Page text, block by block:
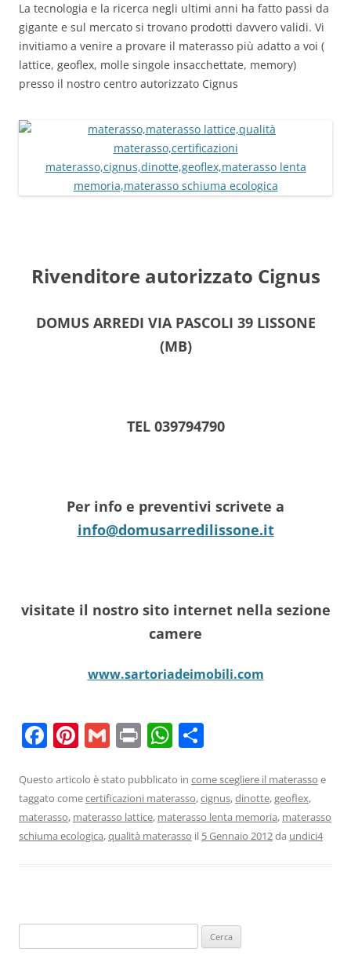
La tecnologia e la ricerca negli ultimi anni ha fatto passi da
gigante e sul mercato si trovano prodotti davvero validi. Vi
invitiamo a venire a provare il materasso più adatto a voi (
lattice, geoflex, molle singole insacchettate, memory)
presso il nostro centro autorizzato Cignus
Rivenditore autorizzato Cignus
DOMUS ARREDI VIA PASCOLI 39 LISSONE
(MB)
TEL 039794790
Per info e preventivi scrivete a
info@domusarredilissone.it
visitate il nostro sito internet nella sezione
camere
www.sartoriadeimobili.com
F
c
e
b
Pi
er
e
st
G
ai
l
Pr
t
W
at
s
A
n
di
vi
Questo articolo è stato pubblicato in come scegliere il materasso e
taggato comecertificazioni materasso,cignus,dinotte,geoflex,
materasso, materasso lattice, materasso lenta memoria, materasso
schiuma ecologica,qualità materasso il 5 Gennaio 2012da undici4
per: